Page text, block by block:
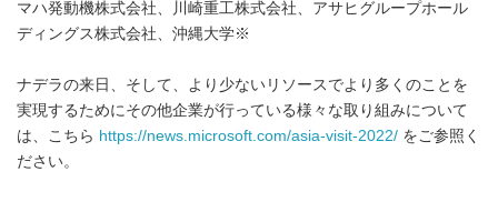
マハ発動機株式会社、川崎重工株式会社、アサヒグループホール
ディングス株式会社、沖縄大学※
ナデラの来日、そして、より少ないリソースでより多くのことを
実現するためにその他企業が行っている様々な取り組みについて
は、こちら https://news.microsoft.com/asia-visit-2022/ をご参照く
ださい。